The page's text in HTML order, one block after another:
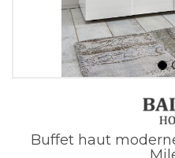
Buffet haut